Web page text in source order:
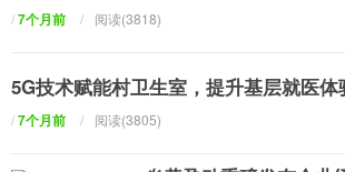
/7个月前 / 阅读(3818)
5G技术赋能村卫生室，提升基层就医体
/7个月前 / 阅读(3805)